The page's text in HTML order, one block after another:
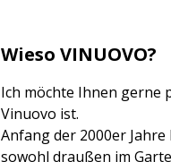
Wieso VINUOVO?
Ich möchte Ihnen gerne
Vinuovo ist.
Anfang der 2000er
sowohl draußen im